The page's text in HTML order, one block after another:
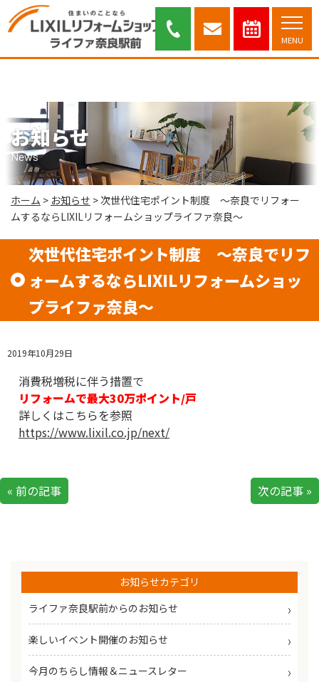
MENU
次世代住宅ポイント制度 ～奈良でリフォームするならLIXILリフォームショ
ップライファ奈良～｜奈良市・木津川市を中心に安心と信頼のリフォーム提
案を行っております。
お知らせ
News
ホーム > お知らせ >次世代住宅ポイント制度 ～奈良でリフォー
ムするならLIXILリフォームショップライファ奈良～
次世代住宅ポイント制度 ～奈良でリフ
ォームするならLIXILリフォームショッ
プライファ奈良～
2019年10月29日
消費税増税に伴う措置で
リフォームで最大30万ポイント/戸
詳しくはこちらを参照
https://www.lixil.co.jp/next/
« 前の記事 次の記事 »
お知らせカテゴリ
ライファ奈良駅前からのお知らせ
楽しいイベント開催のお知らせ
今月のちらし情報＆ニュースレター